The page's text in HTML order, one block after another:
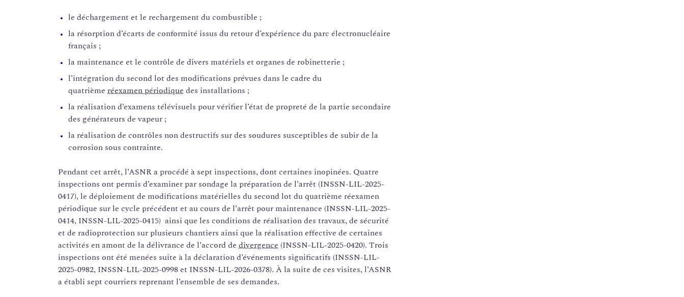
le déchargement et le rechargement du combustible ;
la résorption d’écarts de conformité issus du retour d’expérience du parc électronucléaire
français ;
la maintenance et le contrôle de divers matériels et organes de robinetterie ;
l’intégration du second lot des modifications prévues dans le cadre du
quatrième réexamen périodique des installations ;
la réalisation d’examens télévisuels pour vérifier l’état de propreté de la partie secondaire
des générateurs de vapeur ;
la réalisation de contrôles non destructifs sur des soudures susceptibles de subir de la
corrosion sous contrainte.
Pendant cet arrêt, l’ASNR a procédé à sept inspections, dont certaines inopinées. Quatre
inspections ont permis d’examiner par sondage la préparation de l’arrêt (INSSN-LIL-2025-
0417), le déploiement de modifications matérielles du second lot du quatrième réexamen
périodique sur le cycle précédent et au cours de l’arrêt pour maintenance (INSSN-LIL-2025-
0414, INSSN-LIL-2025-0415) ainsi que les conditions de réalisation des travaux, de sécurité
et de radioprotection sur plusieurs chantiers ainsi que la réalisation effective de certaines
activités en amont de la délivrance de l’accord de divergence (INSSN-LIL-2025-0420). Trois
inspections ont été menées suite à la déclaration d’événements significatifs (INSSN-LIL-
2025-0982, INSSN-LIL-2025-0998 et INSSN-LIL-2026-0378). À la suite de ces visites, l’ASNR
a établi sept courriers reprenant l’ensemble de ses demandes.